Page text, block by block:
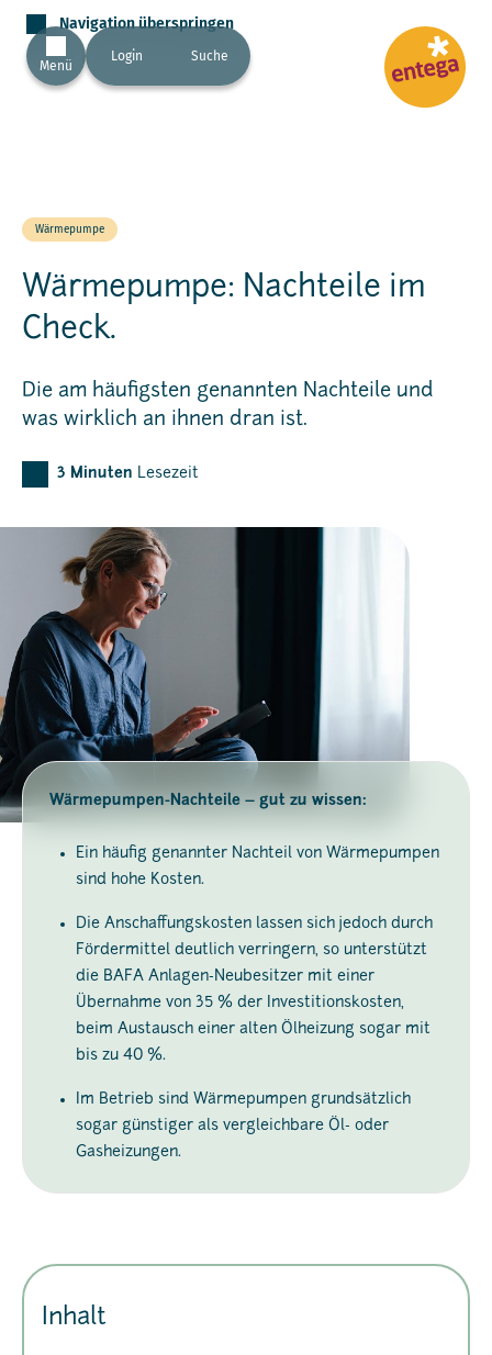
Navigation überspringen
Menü
Login Suche
Wärmepumpe
Wärmepumpe: Nachteile im
Check.
Die am häufigsten genannten Nachteile und
was wirklich an ihnen dran ist.
3 Minuten Lesezeit
Wärmepumpen-Nachteile – gut zu wissen:
Ein häufig genannter Nachteil von Wärmepumpen
sind hohe Kosten.
Die Anschaffungskosten lassen sich jedoch durch
Fördermittel deutlich verringern, so unterstützt
die BAFA Anlagen-Neubesitzer mit einer
Übernahme von 35 % der Investitionskosten,
beim Austausch einer alten Ölheizung sogar mit
bis zu 40 %.
Im Betrieb sind Wärmepumpen grundsätzlich
sogar günstiger als vergleichbare Öl- oder
Gasheizungen.
Inhalt